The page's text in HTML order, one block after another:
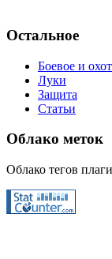
Остальное
Боевое и
Луки
Защита
Статьи
Облако меток
Облако тегов